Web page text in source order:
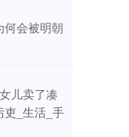
何会被明朝
儿卖了凑
吏_生活_手